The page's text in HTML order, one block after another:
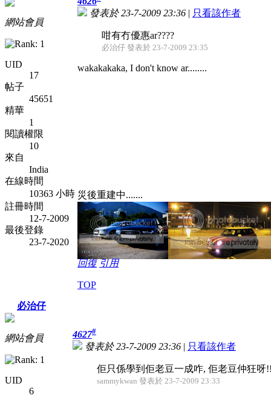
網站會員
UID
17
帖子
45651
精華
1
閱讀權限
10
來自
India
在線時間
10363 小時
註冊時間
12-7-2009
最後登錄
23-7-2020
發表於 23-7-2009 23:36 | 只看該作者
咁有冇優惠ar????
必治仔 發表於 23-7-2009 23:35
wakakakaka, I don't know ar........
災後重建中.......
回復 引用
TOP
必治仔
網站會員
UID
6
4627#
發表於 23-7-2009 23:36 | 只看該作者
佢只係學到佢老豆一成咋, 佢老豆仲狂呀
sammykwan 發表於 23-7-2009 23:33